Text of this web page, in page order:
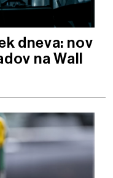
dneva: nov
na Wall